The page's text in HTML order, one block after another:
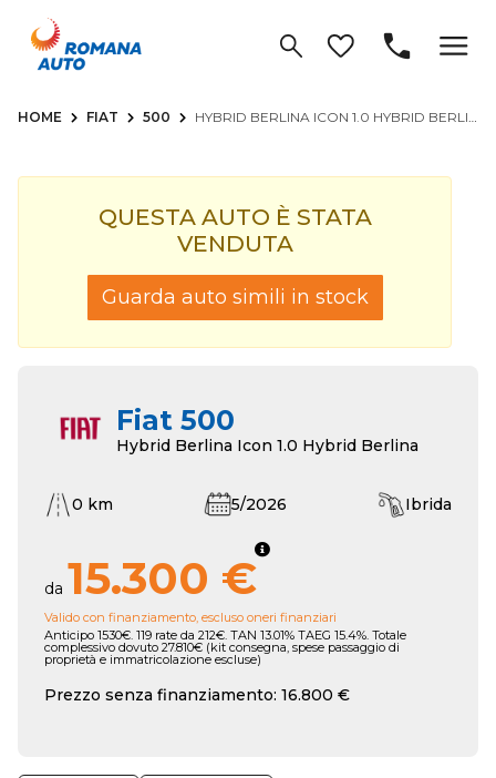
HOME FIAT 500 HYBRID BERLINA ICON 1.0 HYBRID BERLINA
QUESTA AUTO È STATA
VENDUTA
Guarda auto simili in stock
Fiat 500
Hybrid Berlina Icon 1.0 Hybrid Berlina
0 km 5/2026 Ibrida
da 15.300 €
Valido con finanziamento, escluso oneri finanziari
Anticipo 1530€. 119 rate da 212€. TAN 13.01% TAEG 15.4%. Totale
complessivo dovuto 27.810€ (kit consegna, spese passaggio di
proprietà e immatricolazione escluse)
Prezzo senza finanziamento: 16.800 €